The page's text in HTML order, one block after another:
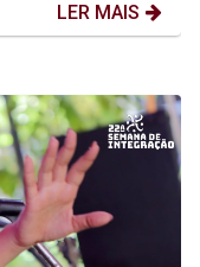
LER MAIS